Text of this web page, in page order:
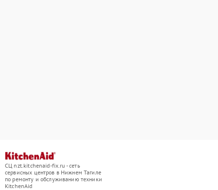
СЦ nzt.kitchenaid-fix.ru - сеть
сервисных центров в Нижнем Тагиле
по ремонту и обслуживанию техники
KitchenAid